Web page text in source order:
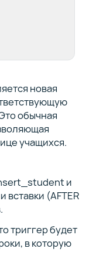
новая
обычная
учащихся.
и
вставки (AFTER
триггер будет
в которую